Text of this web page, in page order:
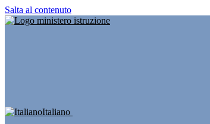
Salta al contenuto
Italiano